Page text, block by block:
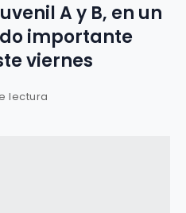
A y B, en un
importante
viernes
lectura